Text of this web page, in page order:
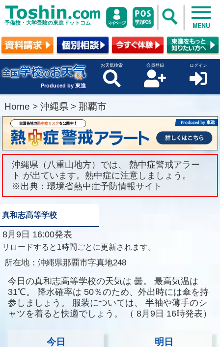
予備校・大学受験の東進ドットコム MENU
Produced by 東進
お天気検索 会員登録 ログイン
Home > 沖縄県 > 那覇市
沖縄県（八重山地方）では、 熱中症警戒アラー
ト が出ています。熱中症に注意しましょう。
※出典：環境省熱中症予防情報サイト
真和志高等学校
8月9日 16:00発表
リロードすると1時間ごとに更新されます。
所在地： 沖縄県那覇市字真地248
今日の真和志高等学校の天気は 曇。
最高気温は
31℃。
降水確率は 50％のため、外出時には傘を持
参しましょう。
服装については、
半袖や薄手のシ
ャツを着ると快適でしょう。
（ 8月9日 16時発表）
今日 明日